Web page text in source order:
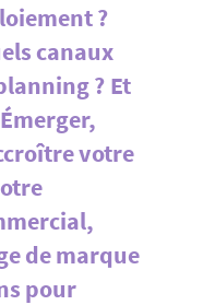
?
canaux
? Et
votre
de marque
pour